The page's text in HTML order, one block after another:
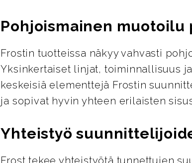
Pohjoismainen muotoilu
Frostin tuotteissa näkyy vahvasti
Yksinkertaiset linjat, toiminnallisuus
keskeisiä elementtejä Frostin
ja sopivat hyvin yhteen erilaisten
Yhteistyö
Frost tekee yhteistyötä tunnettujen